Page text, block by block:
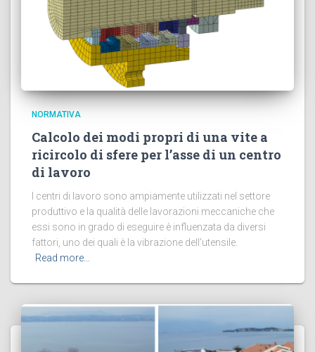
NORMATIVA
Calcolo dei modi propri di una vite a
ricircolo di sfere per l’asse di un centro
di lavoro
I centri di lavoro sono ampiamente utilizzati nel settore
produttivo e la qualità delle lavorazioni meccaniche che
essi sono in grado di eseguire è influenzata da diversi
fattori, uno dei quali è la vibrazione dell’utensile.
Read more…